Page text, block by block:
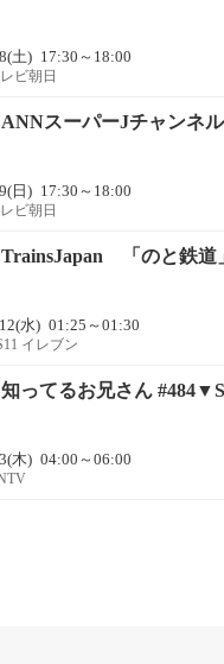
土) 17:30～18:00
ビ朝日
ANNスーパーJチャンネ
日) 17:30～18:00
ビ朝日
TrainsJapan 「のと鉄道
水) 01:25～01:30
イレブン
知ってるお兄さん
木) 04:00～06:00